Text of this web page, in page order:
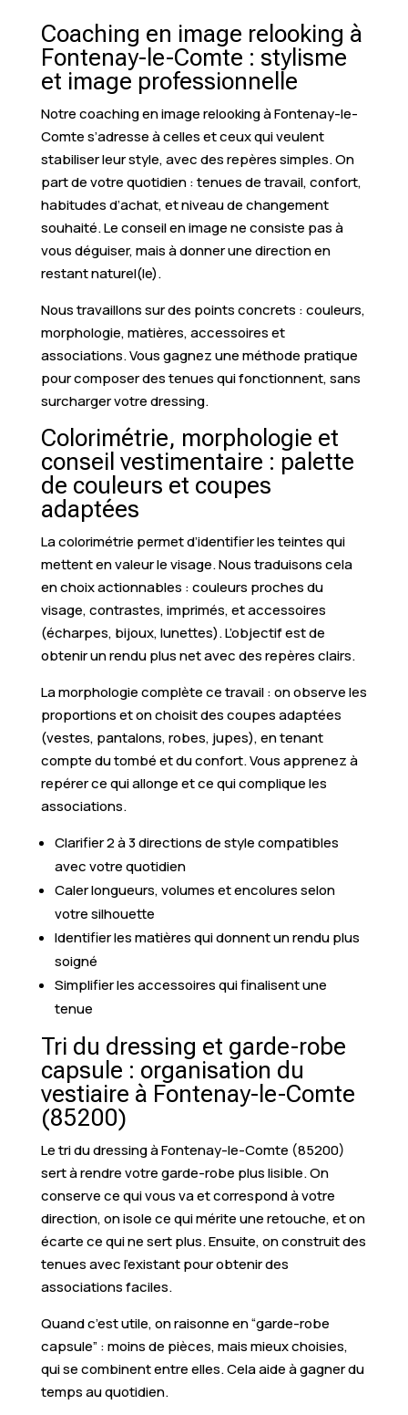
Coaching en image relooking à
Fontenay-le-Comte : stylisme
et image professionnelle
Notre coaching en image relooking à Fontenay-le-
Comte s’adresse à celles et ceux qui veulent
stabiliser leur style, avec des repères simples. On
part de votre quotidien : tenues de travail, confort,
habitudes d’achat, et niveau de changement
souhaité. Le conseil en image ne consiste pas à
vous déguiser, mais à donner une direction en
restant naturel(le).
Nous travaillons sur des points concrets : couleurs,
morphologie, matières, accessoires et
associations. Vous gagnez une méthode pratique
pour composer des tenues qui fonctionnent, sans
surcharger votre dressing.
Colorimétrie, morphologie et
conseil vestimentaire : palette
de couleurs et coupes
adaptées
La colorimétrie permet d’identifier les teintes qui
mettent en valeur le visage. Nous traduisons cela
en choix actionnables : couleurs proches du
visage, contrastes, imprimés, et accessoires
(écharpes, bijoux, lunettes). L’objectif est de
obtenir un rendu plus net avec des repères clairs.
La morphologie complète ce travail : on observe les
proportions et on choisit des coupes adaptées
(vestes, pantalons, robes, jupes), en tenant
compte du tombé et du confort. Vous apprenez à
repérer ce qui allonge et ce qui complique les
associations.
Clarifier 2 à 3 directions de style compatibles
avec votre quotidien
Caler longueurs, volumes et encolures selon
votre silhouette
Identifier les matières qui donnent un rendu plus
soigné
Simplifier les accessoires qui finalisent une
tenue
Tri du dressing et garde-robe
capsule : organisation du
vestiaire à Fontenay-le-Comte
(85200)
Le tri du dressing à Fontenay-le-Comte (85200)
sert à rendre votre garde-robe plus lisible. On
conserve ce qui vous va et correspond à votre
direction, on isole ce qui mérite une retouche, et on
écarte ce qui ne sert plus. Ensuite, on construit des
tenues avec l’existant pour obtenir des
associations faciles.
Quand c’est utile, on raisonne en “garde-robe
capsule” : moins de pièces, mais mieux choisies,
qui se combinent entre elles. Cela aide à gagner du
temps au quotidien.